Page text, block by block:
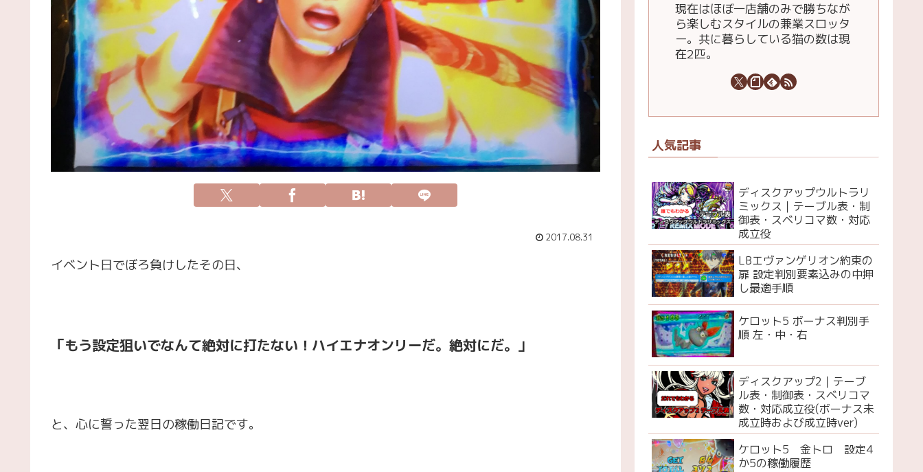
2017.08.31
イベント日でぼろ負けしたその日、
「もう設定狙いでなんて絶対に打たない！ハイエナオンリーだ。絶対にだ。」
と、心に誓った翌日の稼働日記です。
現在はほぼ一店舗のみで勝ちなが
ら楽しむスタイルの兼業スロッタ
ー。共に暮らしている猫の数は現
在2匹。
人気記事
ディスクアップウルトラリ
ミックス｜テーブル表・制
御表・スベリコマ数・対応
成立役
LBエヴァンゲリオン約束の
扉 設定判別要素込みの中押
し最適手順
ケロット5 ボーナス判別手
順 左・中・右
ディスクアップ2｜テーブ
ル表・制御表・スベリコマ
数・対応成立役(ボーナス未
成立時および成立時ver)
ケロット5 金トロ 設定4
か5の稼働履歴